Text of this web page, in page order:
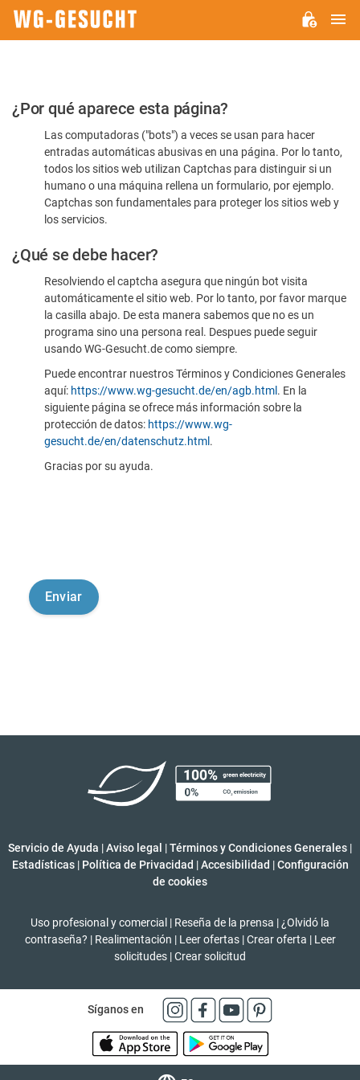
Por
favor,
confirme
humano
¿Por qué aparece esta página?
Las computadoras ("bots") a veces se usan para hacer
entradas automáticas abusivas en una página. Por lo tanto,
todos los sitios web utilizan Captchas para distinguir si un
humano o una máquina rellena un formulario, por ejemplo.
Captchas son fundamentales para proteger los sitios web y
los servicios.
¿Qué se debe hacer?
Resolviendo el captcha asegura que ningún bot visita
automáticamente el sitio web. Por lo tanto, por favor marque
la casilla abajo. De esta manera sabemos que no es un
programa sino una persona real. Despues puede seguir
usando WG-Gesucht.de como siempre.
Puede encontrar nuestros Términos y Condiciones Generales
aquí: https://www.wg-gesucht.de/en/agb.html . En la
siguiente página se ofrece más información sobre la
protección de datos: https://www.wg-
gesucht.de/en/datenschutz.html .
Gracias por su ayuda.
Servicio de Ayuda |Aviso legal |Términos y Condiciones Generales |
Estadísticas | Política de Privacidad | Accesibilidad | Configuración
de cookies
Uso profesional y comercial | Reseña de la prensa | ¿Olvidó la
contraseña? | Realimentación | Leer ofertas | Crear oferta | Leer
solicitudes |Crear solicitud
Síganos en